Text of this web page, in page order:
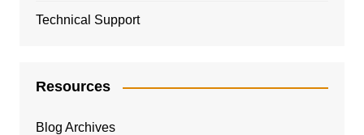
Technical Support
Resources
Blog Archives